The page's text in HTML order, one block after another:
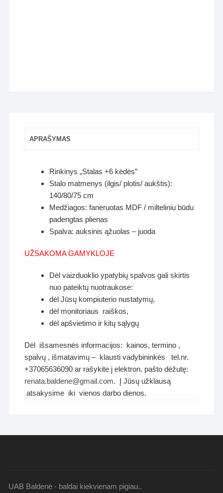
APRAŠYMAS
Rinkinys „Stalas +6 kėdės”
Stalo matmenys (ilgis/ plotis/ aukštis):
140/80/75 cm
Medžiagos: faneruotas MDF / milteliniu būdu
padengtas plienas
Spalva: auksinis ąžuolas – juoda
UŽSAKOMA GAMYKLOJE
Dėl vaizduoklio ypatybių spalvos gali skirtis
nuo pateiktų nuotraukose:
dėl Jūsų kompiuterio nustatymų,
dėl monitoriaus raiškos,
dėl apšvietimo ir kitų sąlygų
Dėl išsamesnės informacijos: kainos, termino ,
spalvų , išmatavimų – klausti vadybininkės tel.nr.
+37065636090 ar rašykite į elektron. pašto dėžutę:
renata.baldene@gmail.com. Į Jūsų užklausą
atsakysime iki vienos darbo dienos.
UAB Baldenė - baldai kiekvienam pigiau..